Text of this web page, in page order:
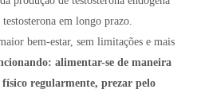
testosterona em longo prazo.
bem-estar, sem limitações e mais
alimentar-se de maneira
regularmente, prezar pelo